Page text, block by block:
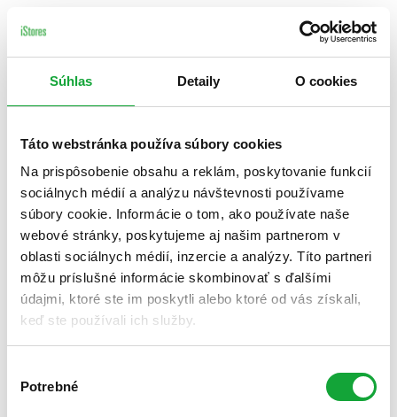
Súhlas Detaily O cookies
Táto webstránka používa súbory cookies
Na prispôsobenie obsahu a reklám, poskytovanie funkcií
sociálnych médií a analýzu návštevnosti používame
súbory cookie. Informácie o tom, ako používate naše
webové stránky, poskytujeme aj našim partnerom v
oblasti sociálnych médií, inzercie a analýzy. Títo partneri
môžu príslušné informácie skombinovať s ďalšími
údajmi, ktoré ste im poskytli alebo ktoré od vás získali,
keď ste používali ich služby.
súhlasu
Potrebné